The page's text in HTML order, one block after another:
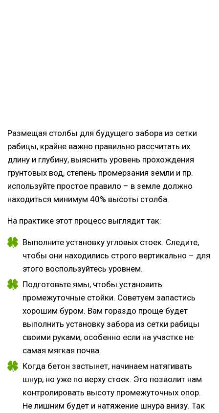
Размещая столбы для будущего забора из сетки
рабицы, крайне важно правильно рассчитать их
длину и глубину, выяснить уровень прохождения
грунтовых вод, степень промерзания земли и пр.
используйте простое правило – в земле должно
находиться минимум 40% высоты столба.
На практике этот процесс выглядит так:
Выполните установку угловых стоек. Следите,
чтобы они находились строго вертикально – для
этого воспользуйтесь уровнем.
Подготовьте ямы, чтобы установить
промежуточные стойки. Советуем запастись
хорошим буром. Вам гораздо проще будет
выполнить установку забора из сетки рабицы
своими руками, особенно если на участке не
самая мягкая почва.
Когда бетон застынет, начинаем натягивать
шнур, но уже по верху стоек. Это позволит нам
контролировать высоту промежуточных опор.
Не лишним будет и натяжение шнура внизу. Так